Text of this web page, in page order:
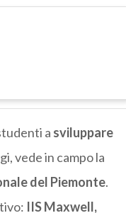
a sviluppare
vede in campo la
del Piemonte.
IIS Maxwell,